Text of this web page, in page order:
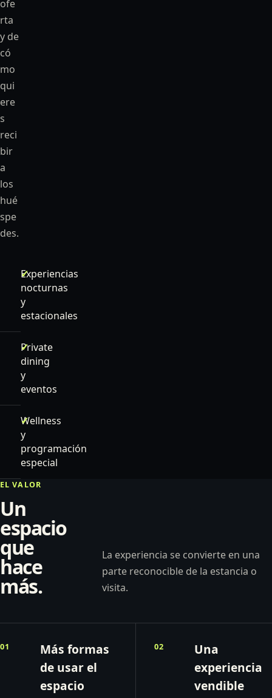
ofe
rta
y de
có
mo
qui
ere
s
reci
bir
a
los
hué
spe
des.
Experiencias
nocturnas
y
estacionales
Private
dining
y
eventos
Wellness
y
programación
especial
EL VALOR
Un
espacio
que
hace
más.
La experiencia se convierte en una
parte reconocible de la estancia o
visita.
01
Más formas
de usar el
espacio
02
Una
experiencia
vendible